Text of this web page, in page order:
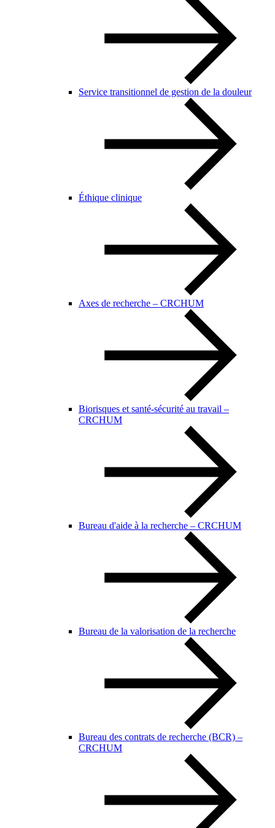
Service transitionnel de gestion de la douleur
Éthique clinique
Axes de recherche – CRCHUM
Biorisques et santé-sécurité au travail –
CRCHUM
Bureau d'aide à la recherche – CRCHUM
Bureau de la valorisation de la recherche
Bureau des contrats de recherche (BCR) –
CRCHUM